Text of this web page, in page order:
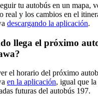
tu autobús en un mapa,
real y los cambios en el
descargando la aplicación.
llega el próximo
el horario del próximo
en la aplicación, igual que
futuras del autobús 197.